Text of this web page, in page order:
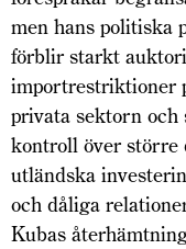
men hans politiska
förblir starkt
importrestriktioner
privata sektorn
kontroll över större
utländska
och dåliga
Kubas